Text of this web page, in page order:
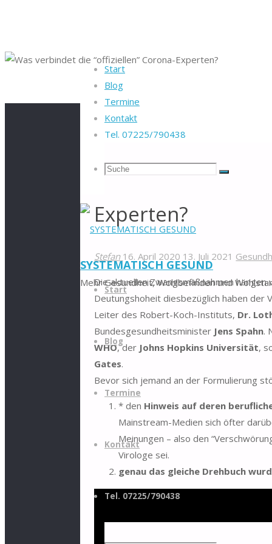
Start
Blog
Termine
Kontakt
Tel. 07225/790438
Suche
Suchen
nach:
Suche
SYSTEMATISCH GESUND
Mehr Gesundheit, Wohlbefinden und
Zum
Inhalt
springen
Start
Blog
Termine
Kontakt
Tel. 07225/790438
Startseite
Gesundheit
Was verbindet die
Experten?
Stefan 16. April 2020 13. Juli 2021
Die aktuellen Zwangsmaßnahmen
Deutungshoheit diesbezüglich haben der
Leiter des Robert-Koch-Instituts, Dr.
Bundesgesundheitsminister Jens Spahn.
WHO, der Johns Hopkins Universität,
Gates.
Bevor sich jemand an der Formulierung
* den Hinweis auf deren
Mainstream-Medien sich öfter
Meinungen – also den
Virologe sei.
genau das gleiche Drehbuch